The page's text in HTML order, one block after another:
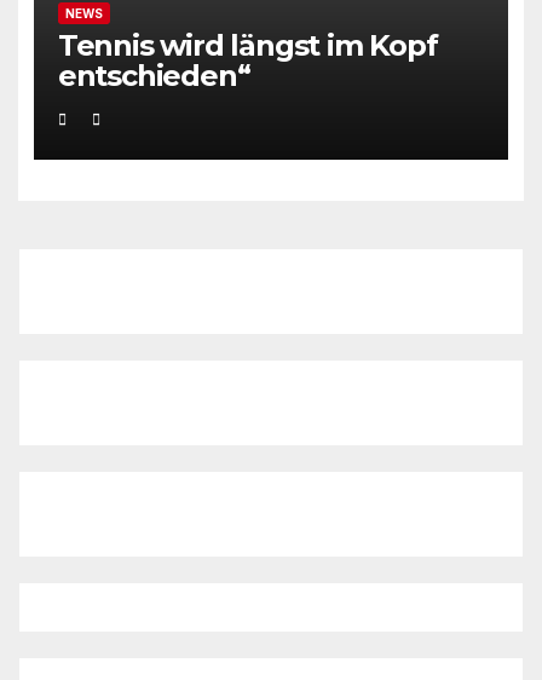
NEWS
Tennis wird längst im Kopf
entschieden“